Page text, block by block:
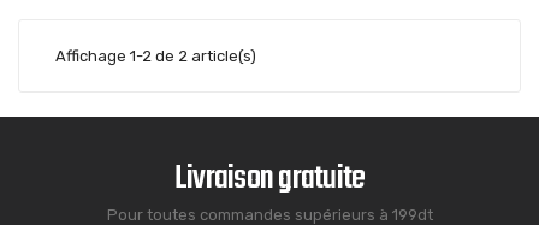
Affichage 1-2 de 2 article(s)
Livraison gratuite
Pour toutes commandes supérieurs à 199dt